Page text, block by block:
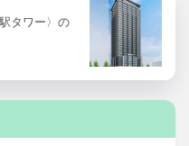
タワー〉の